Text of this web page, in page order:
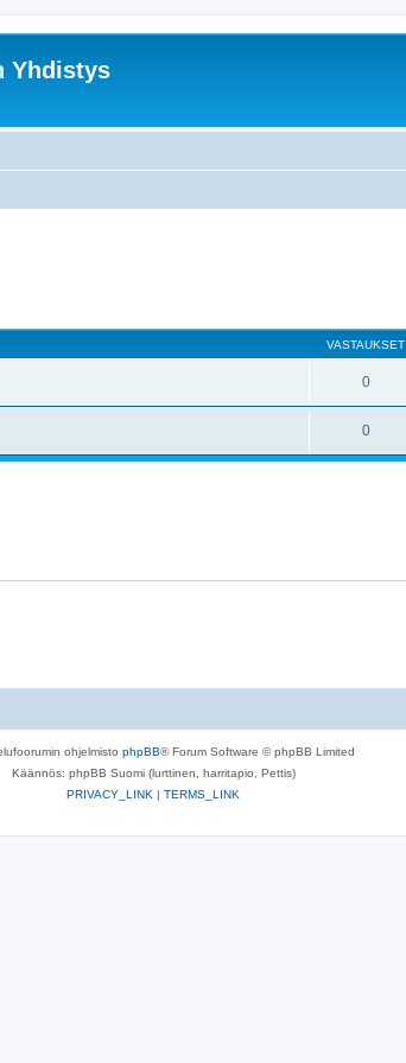
Yhdistys
VASTAUKSET
0
0
ohjelmisto phpBB® Forum Software © phpBB Limited
Käännös: phpBB Suomi (lurttinen, harritapio, Pettis)
PRIVACY_LINK | TERMS_LINK